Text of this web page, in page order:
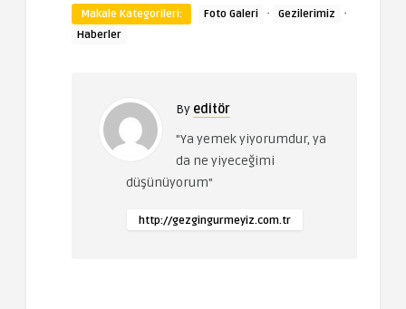
Makale Kategorileri: Foto Galeri · Gezilerimiz ·
Haberler
By editör
"Ya yemek yiyorumdur, ya
da ne yiyeceğimi
düşünüyorum"
http://gezgingurmeyiz.com.tr